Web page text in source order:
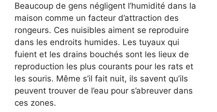
Beaucoup de gens négligent l’humidité dans la
maison comme un facteur d’attraction des
rongeurs. Ces nuisibles aiment se reproduire
dans les endroits humides. Les tuyaux qui
fuient et les drains bouchés sont les lieux de
reproduction les plus courants pour les rats et
les souris. Même s’il fait nuit, ils savent qu’ils
peuvent trouver de l’eau pour s’abreuver dans
ces zones.